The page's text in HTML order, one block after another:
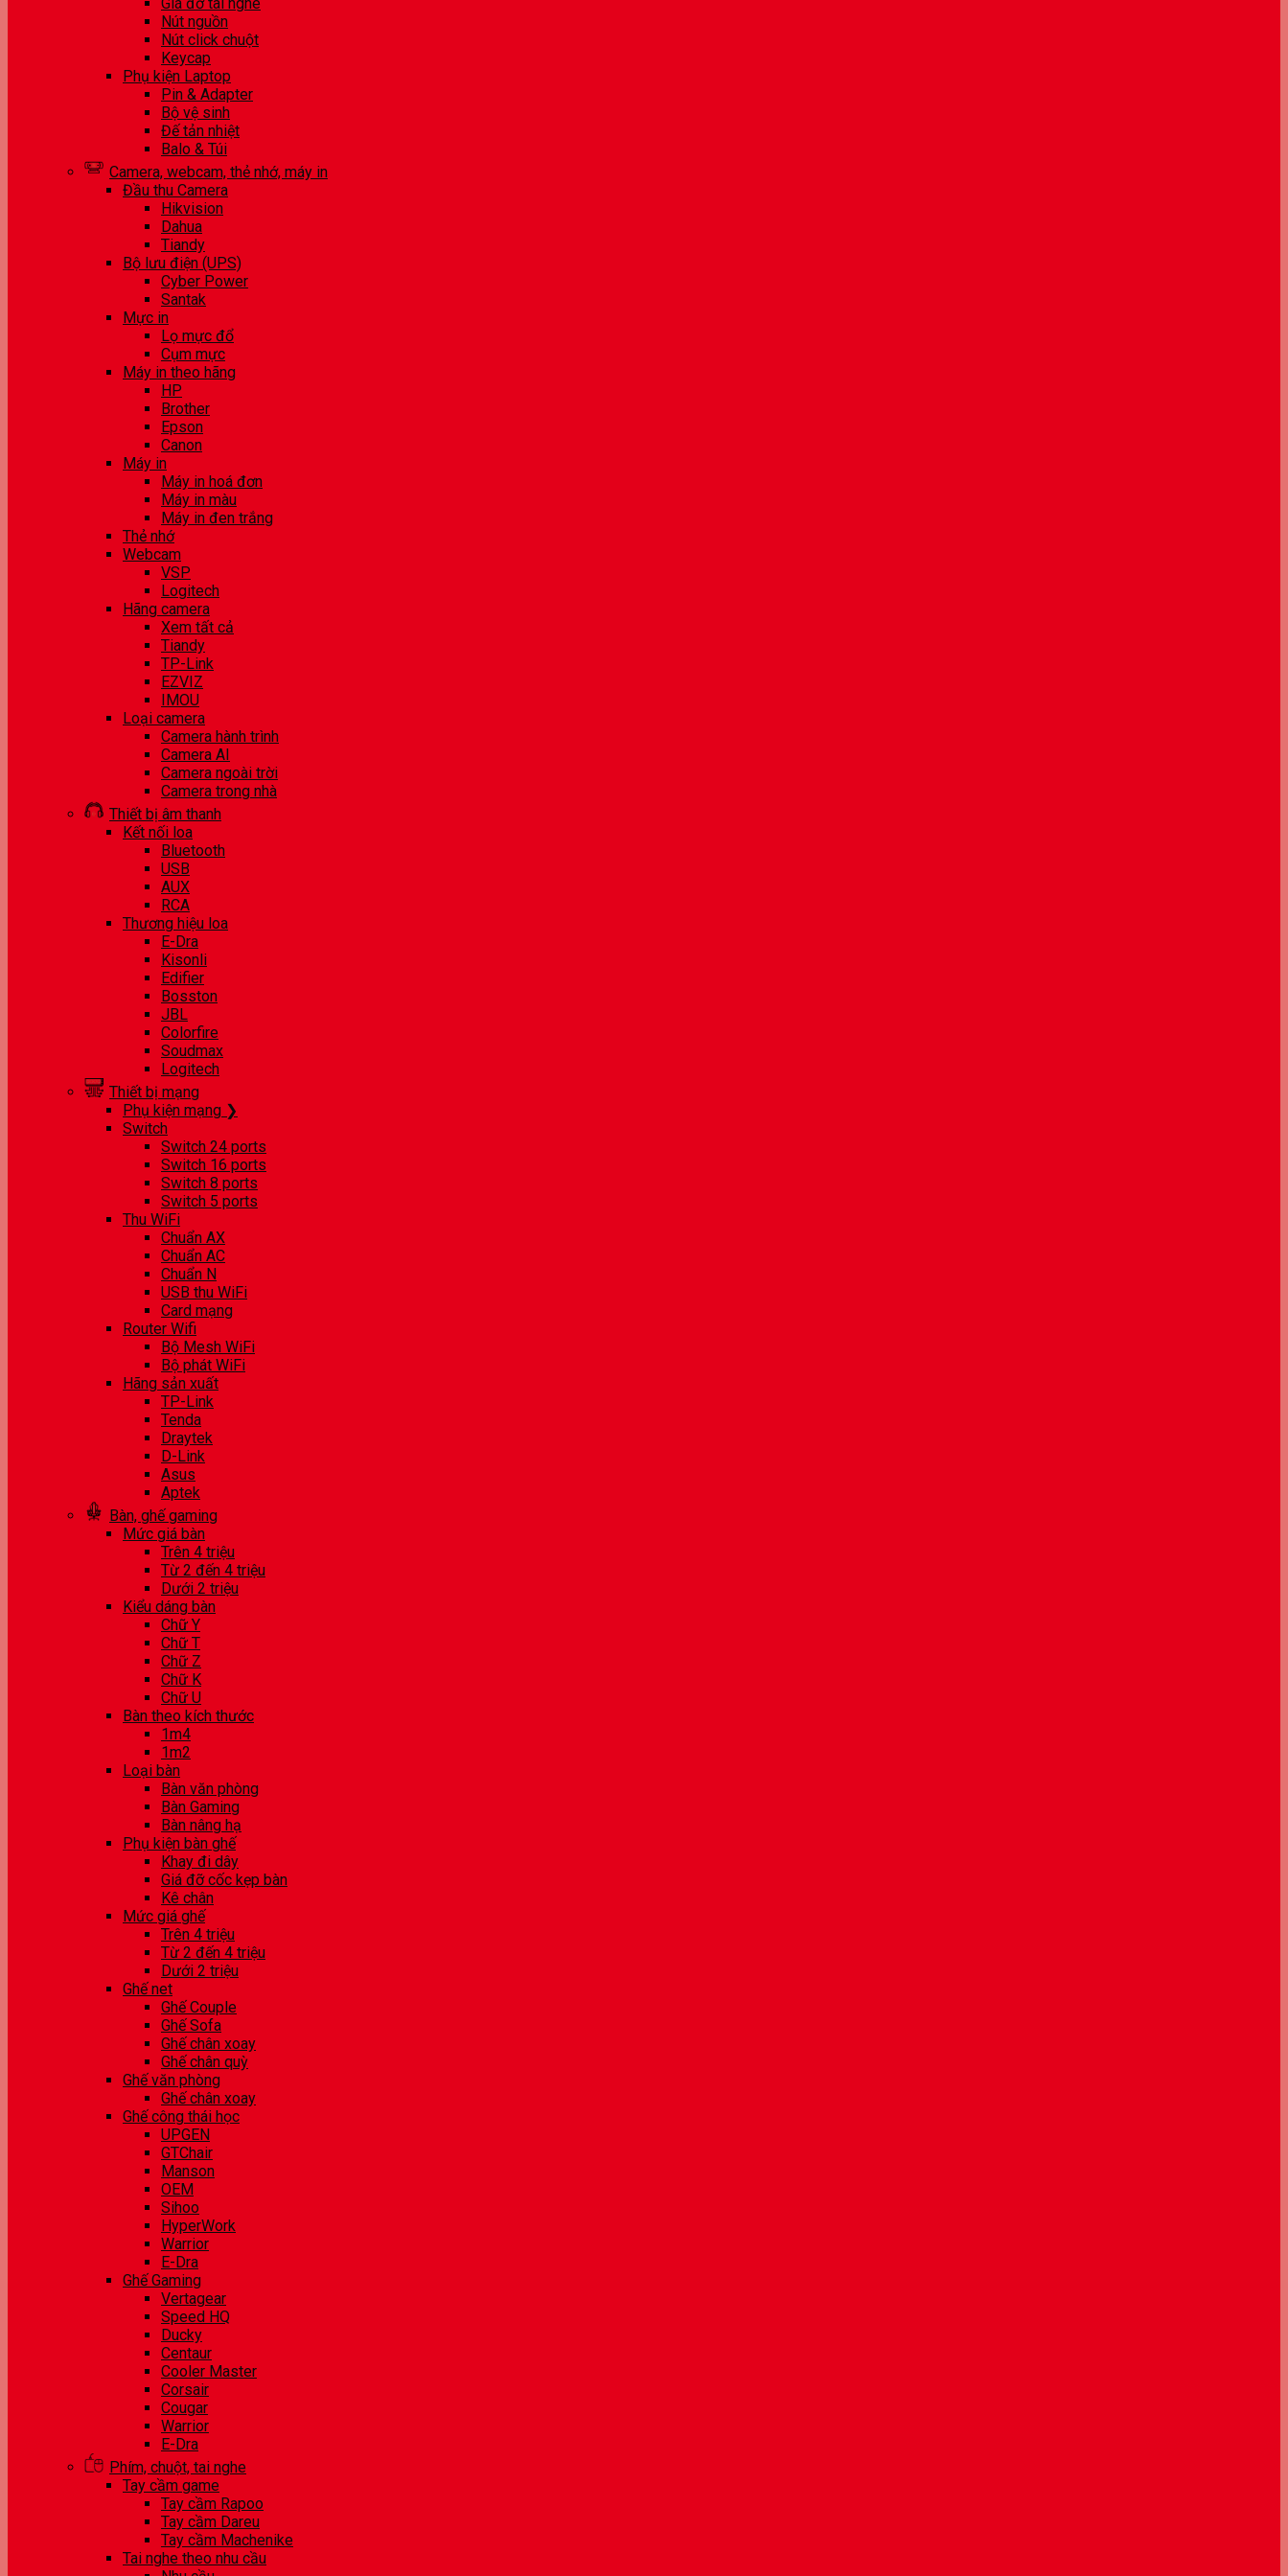
Nút nguồn
Nút click chuột
Keycap
Phụ kiện Laptop
Pin & Adapter
Bộ vệ sinh
Đế tản nhiệt
Balo & Túi
Camera, webcam, thẻ nhớ, máy in
Đầu thu Camera
Hikvision
Dahua
Tiandy
Bộ lưu điện (UPS)
Cyber Power
Santak
Mực in
Lọ mực đổ
Cụm mực
Máy in theo hãng
HP
Brother
Epson
Canon
Máy in
Máy in hoá đơn
Máy in màu
Máy in đen trắng
Thẻ nhớ
Webcam
VSP
Logitech
Hãng camera
Xem tất cả
Tiandy
TP-Link
EZVIZ
IMOU
Loại camera
Camera hành trình
Camera AI
Camera ngoài trời
Camera trong nhà
Thiết bị âm thanh
Kết nối loa
Bluetooth
USB
AUX
RCA
Thương hiệu loa
E-Dra
Kisonli
Edifier
Bosston
JBL
Colorfire
Soudmax
Logitech
Thiết bị mạng
Phụ kiện mạng ❯
Switch
Switch 24 ports
Switch 16 ports
Switch 8 ports
Switch 5 ports
Thu WiFi
Chuẩn AX
Chuẩn AC
Chuẩn N
USB thu WiFi
Card mạng
Router Wifi
Bộ Mesh WiFi
Bộ phát WiFi
Hãng sản xuất
TP-Link
Tenda
Draytek
D-Link
Asus
Aptek
Bàn, ghế gaming
Mức giá bàn
Trên 4 triệu
Từ 2 đến 4 triệu
Dưới 2 triệu
Kiểu dáng bàn
Chữ Y
Chữ T
Chữ Z
Chữ K
Chữ U
Bàn theo kích thước
1m4
1m2
Loại bàn
Bàn văn phòng
Bàn Gaming
Bàn nâng hạ
Phụ kiện bàn ghế
Khay đi dây
Giá đỡ cốc kẹp bàn
Kê chân
Mức giá ghế
Trên 4 triệu
Từ 2 đến 4 triệu
Dưới 2 triệu
Ghế net
Ghế Couple
Ghế Sofa
Ghế chân xoay
Ghế chân quỳ
Ghế văn phòng
Ghế chân xoay
Ghế công thái học
UPGEN
GTChair
Manson
OEM
Sihoo
HyperWork
Warrior
E-Dra
Ghế Gaming
Vertagear
Speed HQ
Ducky
Centaur
Cooler Master
Corsair
Cougar
Warrior
E-Dra
Phím, chuột, tai nghe
Tay cầm game
Tay cầm Rapoo
Tay cầm Dareu
Tay cầm Machenike
Tai nghe theo nhu cầu